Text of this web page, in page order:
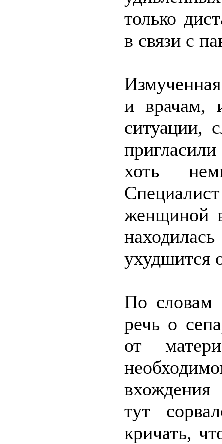
только
в связи с
и врачам,
ситуации,
хоть
женщиной
ухудшится
По словам
речь о
от
тут
кричать,